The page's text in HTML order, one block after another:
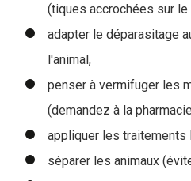
(tiques accrochées sur le
adapter le déparasitage
l'animal,
penser à vermifuger les
(demandez à la
appliquer les traitements
séparer les animaux